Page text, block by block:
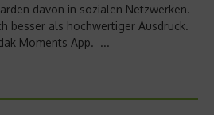
davon in sozialen Netzwerken.
besser als hochwertiger Ausdruck.
Moments App. ...